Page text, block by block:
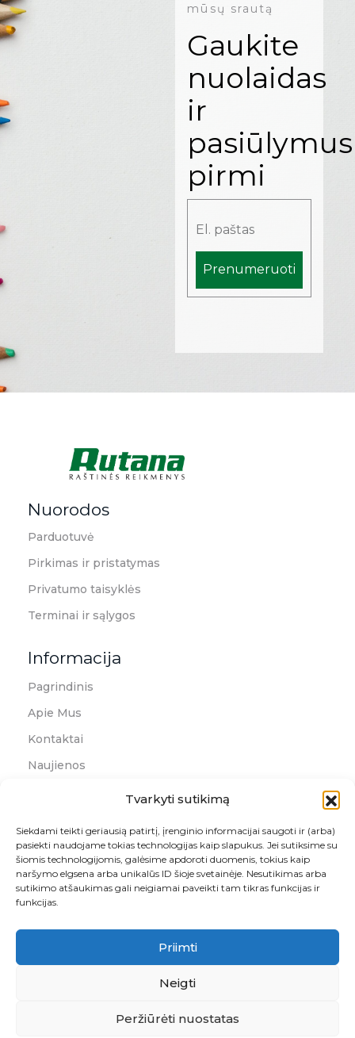
Tvarkyti sutikimą
Siekdami teikti geriausią patirtį, įrenginio informacijai saugoti ir (arba)
pasiekti naudojame tokias technologijas kaip slapukus. Jei sutiksime su
šiomis technologijomis, galėsime apdoroti duomenis, tokius kaip
naršymo elgsena arba unikalūs ID šioje svetainėje. Nesutikimas arba
sutikimo atšaukimas gali neigiamai paveikti tam tikras funkcijas ir
funkcijas.
Priimti
Neigti
Peržiūrėti nuostatas
mūsų srautą
Gaukite
nuolaidas
ir
pasiūlymus
pirmi
Prenumeruoti
Alternative:
Nuorodos
Parduotuvė
Pirkimas ir pristatymas
Privatumo taisyklės
Terminai ir sąlygos
Informacija
Pagrindinis
Apie Mus
Kontaktai
Naujienos
Kontaktai
+370 46 256 104
pardavimai@rutana.lt
Naikupės g. 10, Klaipėda, LT-93258
© 2026 RUTANA - RAŠTINĖS REIKMENYS. VISOS TEISĖS